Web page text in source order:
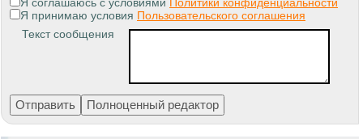
Я соглашаюсь с условиями Политики конфиденциальности
Я принимаю условия Пользовательского соглашения
Текст сообщения